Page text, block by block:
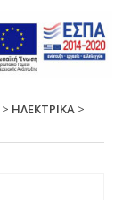
> ΗΛΕΚΤΡΙΚΑ >